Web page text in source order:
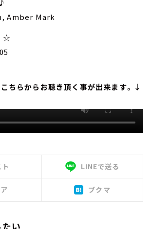
Amber Mark
☆
ちらからお聴き頂く事が出来ます。↓
LINEで送る
ブクマ
い